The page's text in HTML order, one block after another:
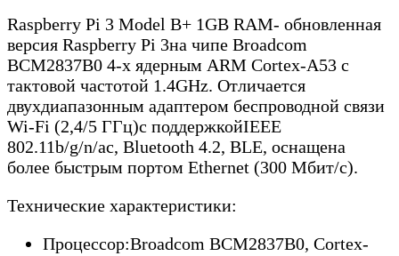
Raspberry Pi 3 Model B+ 1GB RAM- обновленная
версия Raspberry Pi 3на чипе Broadcom
BCM2837B0 4-х ядерным ARM Cortex-A53 с
тактовой частотой 1.4GHz. Отличается
двухдиапазонным адаптером беспроводной связи
Wi-Fi (2,4/5 ГГц)с поддержкойIEEE
802.11b/g/n/ac, Bluetooth 4.2, BLE, оснащена
более быстрым портом Ethernet (300 Мбит/с).
Технические характеристики:
Процессор:Broadcom BCM2837B0, Cortex-